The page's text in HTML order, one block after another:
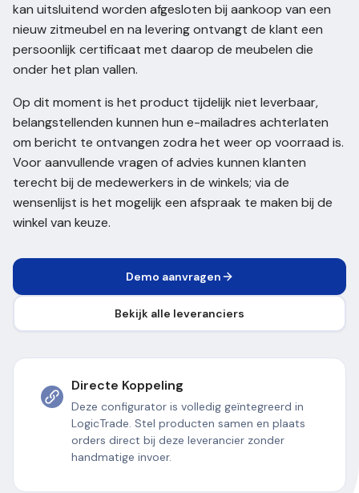
kan uitsluitend worden afgesloten bij aankoop van een
nieuw zitmeubel en na levering ontvangt de klant een
persoonlijk certificaat met daarop de meubelen die
onder het plan vallen.
Op dit moment is het product tijdelijk niet leverbaar,
belangstellenden kunnen hun e-mailadres achterlaten
om bericht te ontvangen zodra het weer op voorraad is.
Voor aanvullende vragen of advies kunnen klanten
terecht bij de medewerkers in de winkels; via de
wensenlijst is het mogelijk een afspraak te maken bij de
winkel van keuze.
Demo aanvragen
Bekijk alle leveranciers
Directe Koppeling
Deze configurator is volledig geïntegreerd in
LogicTrade. Stel producten samen en plaats
orders direct bij deze leverancier zonder
handmatige invoer.